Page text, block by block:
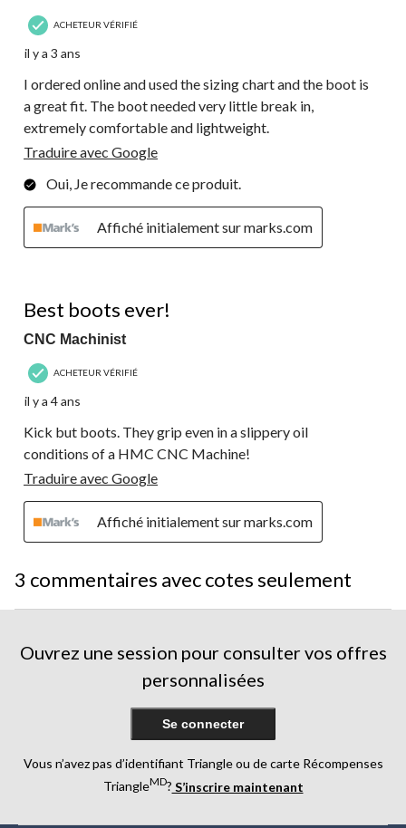
ACHETEUR VÉRIFIÉ
il y a 3 ans
I ordered online and used the sizing chart and the boot is
a great fit. The boot needed very little break in,
extremely comfortable and lightweight.
Traduire avec Google
Oui, Je recommande ce produit.
Affiché initialement sur marks.com
Best boots ever!
CNC Machinist
ACHETEUR VÉRIFIÉ
il y a 4 ans
Kick but boots. They grip even in a slippery oil
conditions of a HMC CNC Machine!
Traduire avec Google
Affiché initialement sur marks.com
3 commentaires avec cotes seulement
Ouvrez une session pour consulter vos offres
personnalisées
Se connecter
Vous n’avez pas d’identifiant Triangle ou de carte Récompenses
TriangleMD? S’inscrire maintenant